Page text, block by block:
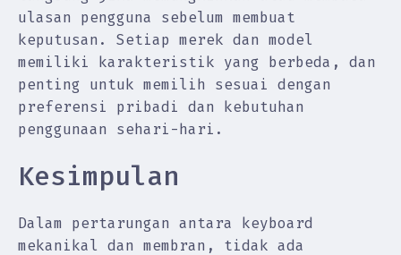
ulasan pengguna sebelum membuat
keputusan. Setiap merek dan model
memiliki karakteristik yang berbeda, dan
penting untuk memilih sesuai dengan
preferensi pribadi dan kebutuhan
penggunaan sehari-hari.
Kesimpulan
Dalam pertarungan antara keyboard
mekanikal dan membran, tidak ada